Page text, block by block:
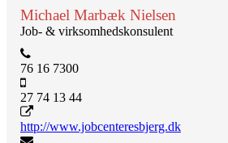
Michael Marbæk Nielsen
Job- & virksomhedskonsulent
76 16 7300
27 74 13 44
http://www.jobcenteresbjerg.dk